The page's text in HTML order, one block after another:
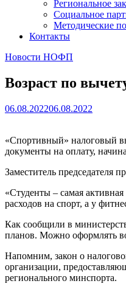
Региональное
Социальное
Методические
Контакты
Новости НОФП
Возраст по
06.08.202206.08.2022
«Спортивный» налоговый
документы на оплату,
Заместитель председателя
«Студенты – самая
расходов на спорт, а у
Как сообщили в
планов. Можно оформлять
Напомним, закон о
организации,
регионального минспорта.